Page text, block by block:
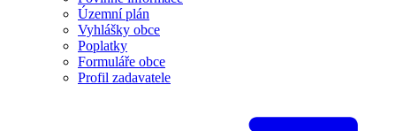
Územní plán
Vyhlášky obce
Poplatky
Formuláře obce
Profil zadavatele